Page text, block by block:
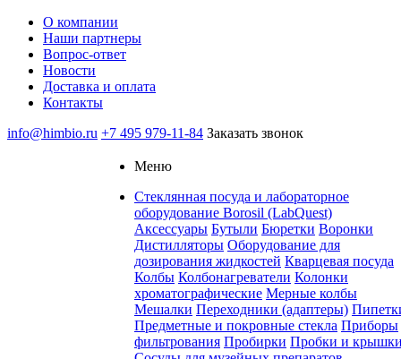
О компании
Наши партнеры
Вопрос-ответ
Новости
Доставка и оплата
Контакты
info@himbio.ru +7 495 979-11-84 Заказать звонок
Меню
Стеклянная посуда и лабораторное
оборудование Borosil (LabQuest)
Аксессуары Бутыли Бюретки Воронки
Дистилляторы Оборудование для
дозирования жидкостей Кварцевая посуда
Колбы Колбонагреватели Колонки
хроматографические Мерные колбы
Мешалки Переходники (адаптеры)
Предметные и покровные стекла Приборы
фильтрования Пробирки Пробки и